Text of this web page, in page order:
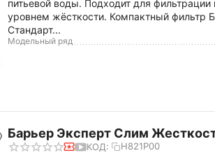
питьевой воды. Подходит для
уровнем жёсткости. Компактный фильтр
Стандарт...
Модельный ряд
Барьер Эксперт Слим
КОД: Н821Р00